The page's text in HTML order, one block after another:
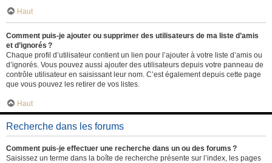
Haut
Comment puis-je ajouter ou supprimer des utilisateurs de ma liste d’amis
et d’ignorés ?
Chaque profil d’utilisateur contient un lien pour l’ajouter à votre liste d’amis ou
d’ignorés. Vous pouvez aussi ajouter des utilisateurs depuis votre panneau de
contrôle utilisateur en saisissant leur nom. C’est également depuis cette page
que vous pouvez les retirer de vos listes.
Haut
Recherche dans les forums
Comment puis-je effectuer une recherche dans un ou des forums ?
Saisissez un terme dans la boîte de recherche présente sur l’index, les pages